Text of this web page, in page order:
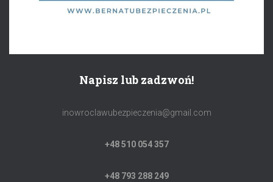
Napisz lub zadzwoń!
inowroclawubezpieczenia@gmail.com
+48 510 054 357
+48 793 288 249